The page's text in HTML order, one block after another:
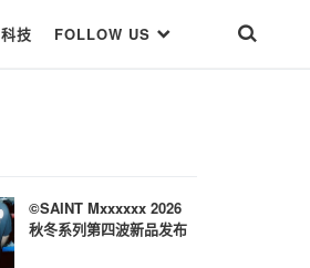
科技 FOLLOW US
©SAINT Mxxxxxx 2026
秋冬系列第四波新品发布